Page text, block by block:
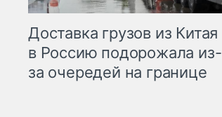
Доставка грузов из Китая
в Россию подорожала из-
за очередей на границе